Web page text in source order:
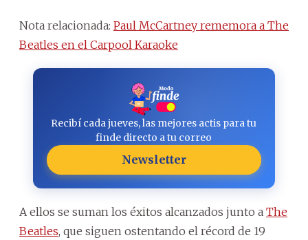
Nota relacionada: Paul McCartney rememora a The
Beatles en el Carpool Karaoke
Recibí cada jueves, las mejores actis para tu
finde directo a tu correo
Newsletter
A ellos se suman los éxitos alcanzados junto a The
Beatles, que siguen ostentando el récord de 19